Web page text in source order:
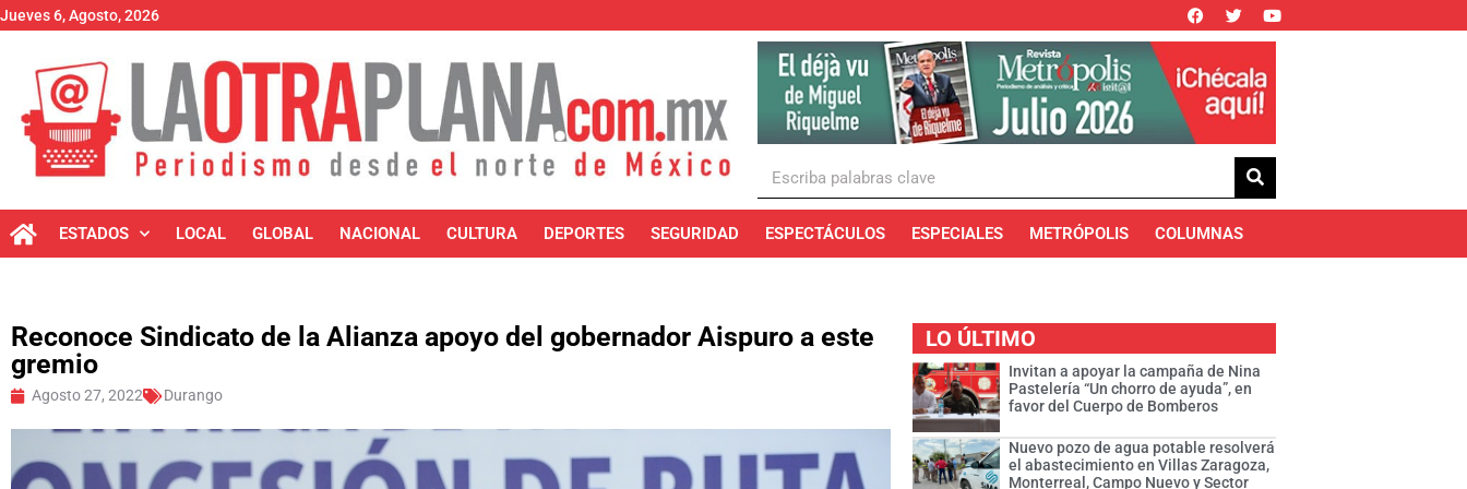
Jueves 6, Agosto, 2026
ESTADOS LOCAL GLOBAL NACIONAL CULTURA DEPORTES SEGURIDAD ESPECTÁCULOS ESPECIALES METRÓPOLIS COLUMNAS
Reconoce Sindicato de la Alianza apoyo del gobernador Aispuro a este
gremio
Agosto 27, 2022 Durango
LO ÚLTIMO
Invitan a apoyar la campaña de Nina
Pastelería “Un chorro de ayuda”, en
favor del Cuerpo de Bomberos
Nuevo pozo de agua potable resolverá
el abastecimiento en Villas Zaragoza,
Monterreal, Campo Nuevo y Sector